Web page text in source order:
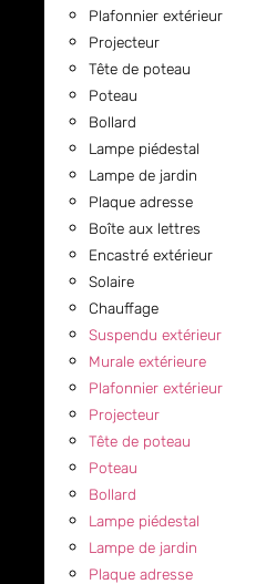
Plafonnier extérieur
Projecteur
Tête de poteau
Poteau
Bollard
Lampe piédestal
Lampe de jardin
Plaque adresse
Boîte aux lettres
Encastré extérieur
Solaire
Chauffage
Suspendu extérieur
Murale extérieure
Plafonnier extérieur
Projecteur
Tête de poteau
Poteau
Bollard
Lampe piédestal
Lampe de jardin
Plaque adresse